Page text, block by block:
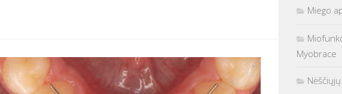
Miego
Myobrace